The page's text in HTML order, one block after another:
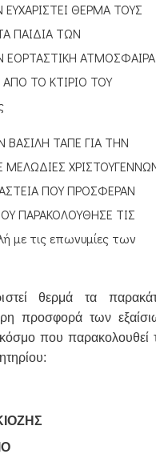
ΘΕΡΜΑ ΤΟΥΣ
ΠΑΙΔΙΑ ΤΩΝ
ΑΤΜΟΣΦΑΙΡΑ
ΤΟ ΚΤΙΡΙΟ ΤΟΥ
ΒΑΣΙΛΗ ΤΑΠΕ ΓΙΑ ΤΗΝ
ΜΕΛΩΔΙΕΣ
ΠΟΥ ΠΡΟΣΦΕΡΑΝ
ΠΑΡΑΚΟΛΟΥΘΗΣΕ ΤΙΣ
με τις επωνυμίες των
θερμά τα
προσφορά των
που παρακολουθεί